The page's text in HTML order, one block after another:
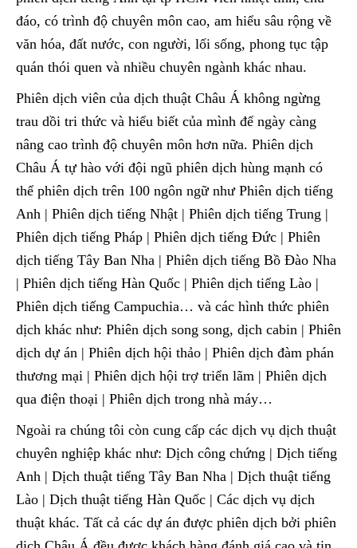
đáo, có trình độ chuyên môn cao, am hiểu sâu rộng về
văn hóa, đất nước, con người, lối sống, phong tục tập
quán thói quen và nhiều chuyên ngành khác nhau.
Phiên dịch viên của dịch thuật Châu Á không ngừng
trau dồi tri thức và hiểu biết của mình để ngày càng
nâng cao trình độ chuyên môn hơn nữa. Phiên dịch
Châu Á tự hào với đội ngũ phiên dịch hùng mạnh có
thể phiên dịch trên 100 ngôn ngữ như Phiên dịch tiếng
Anh | Phiên dịch tiếng Nhật | Phiên dịch tiếng Trung |
Phiên dịch tiếng Pháp | Phiên dịch tiếng Đức | Phiên
dịch tiếng Tây Ban Nha | Phiên dịch tiếng Bồ Đào Nha
| Phiên dịch tiếng Hàn Quốc | Phiên dịch tiếng Lào |
Phiên dịch tiếng Campuchia… và các hình thức phiên
dịch khác như: Phiên dịch song song, dịch cabin | Phiên
dịch dự án | Phiên dịch hội thảo | Phiên dịch đàm phán
thương mại | Phiên dịch hội trợ triển lãm | Phiên dịch
qua điện thoại | Phiên dịch trong nhà máy…
Ngoài ra chúng tôi còn cung cấp các dịch vụ dịch thuật
chuyên nghiệp khác như: Dịch công chứng | Dịch tiếng
Anh | Dịch thuật tiếng Tây Ban Nha | Dịch thuật tiếng
Lào | Dịch thuật tiếng Hàn Quốc | Các dịch vụ dịch
thuật khác. Tất cả các dự án được phiên dịch bởi phiên